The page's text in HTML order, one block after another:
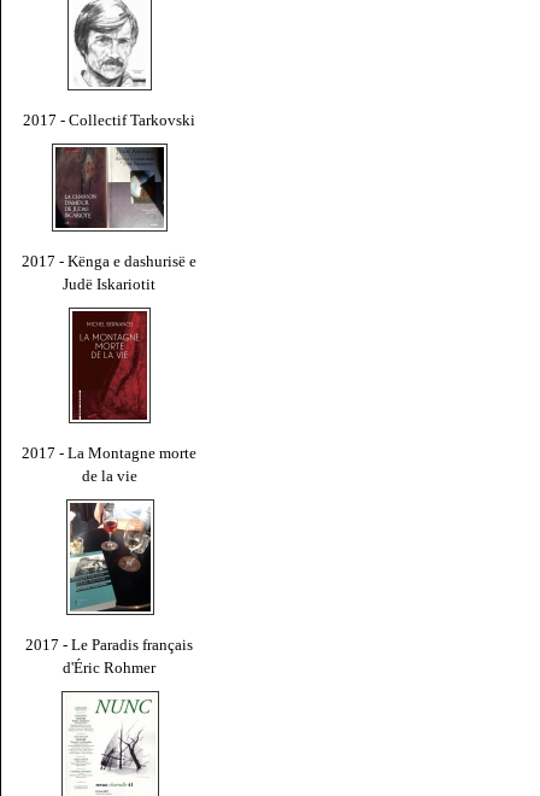
2017 - Collectif Tarkovski
2017 - Kënga e dashurisë e
Judë Iskariotit
2017 - La Montagne morte
de la vie
2017 - Le Paradis français
d'Éric Rohmer